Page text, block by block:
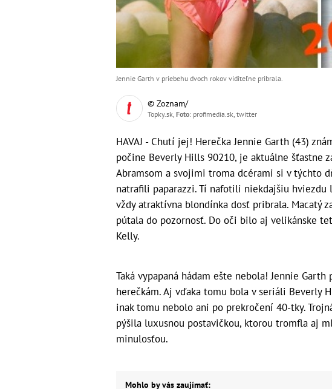
Jennie Garth v priebehu dvoch rokov viditeľne pribrala.
© Zoznam/
Topky.sk, Foto: profimedia.sk, twitter
HAVAJ - Chutí jej! Herečka Jennie Garth (43)
počine Beverly Hills 90210, je aktuálne šťastne
Abramsom a svojimi troma dcérami si v týchto
natrafili paparazzi. Tí nafotili niekdajšiu hviezdu
vždy atraktívna blondínka dosť pribrala. Macatý
pútala do pozornosť. Do oči bilo aj velikánske
Kelly.
Taká vypapaná hádam ešte nebola! Jennie
herečkám. Aj vďaka tomu bola v seriáli Beverly
inak tomu nebolo ani po prekročení 40-tky.
pýšila luxusnou postavičkou, ktorou tromfla aj
minulosťou.
Mohlo by vás zaujímať: